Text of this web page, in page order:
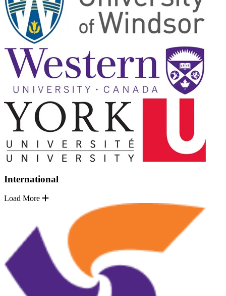
International
Load More